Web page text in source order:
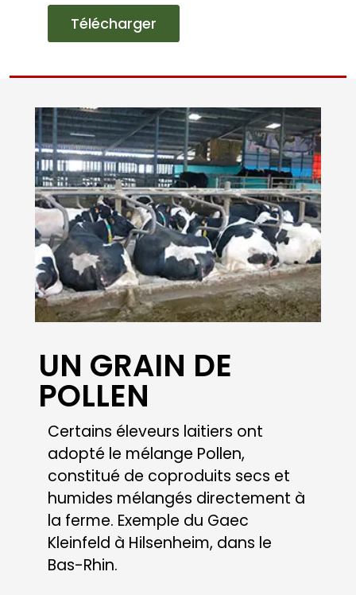
UN GRAIN DE
Certains éleveurs laitiers ont
adopté le mélange Pollen,
constitué de coproduits secs et
humides mélangés directement à
la ferme. Exemple du Gaec
Kleinfeld à Hilsenheim, dans le
Bas-Rhin.
Date :
Télécharger